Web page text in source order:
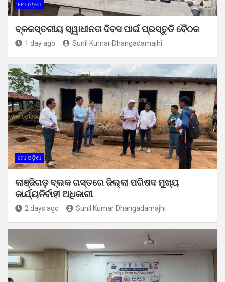
ମୋ ଓଡ଼ିଶା
ବ୍ଳକସ୍ତରୀୟ ସ୍ୱାଧୀନତା ଦିବସ ପାଇଁ ପ୍ରସ୍ତୁତି ବୈଠକ
1 day ago Sunil Kumar Dhangadamajhi
ମୋ ଓଡ଼ିଶା
ଲାଞ୍ଜିଗଡ଼ ବ୍ଲକ ଗସ୍ତରେ ଜିଲ୍ଲା ପରିଷଦ ମୁଖ୍ୟ
କାର୍ଯ୍ୟନିର୍ବାହୀ ଅଧିକାରୀ
2 days ago Sunil Kumar Dhangadamajhi